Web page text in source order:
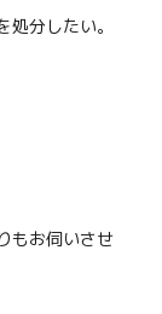
分したい。
もお伺いさせ